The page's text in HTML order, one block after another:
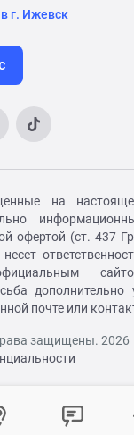
г. Ижевск
на
офертой (ст. 437
дополнительно
почте или
защищены. 2026
связаться?